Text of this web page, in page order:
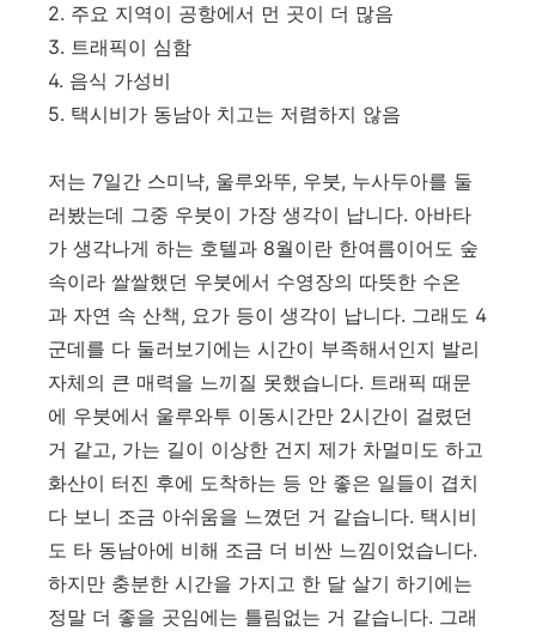
2. 주요 지역이 공항에서 먼 곳이 더 많음
3. 트래픽이 심함
4. 음식 가성비
5. 택시비가 동남아 치고는 저렴하지 않음
저는 7일간 스미냑, 울루와뚜, 우붓, 누사두아를 둘
러봤는데 그중 우붓이 가장 생각이 납니다. 아바타
가 생각나게 하는 호텔과 8월이란 한여름이어도 숲
속이라 쌀쌀했던 우붓에서 수영장의 따뜻한 수온
과 자연 속 산책, 요가 등이 생각이 납니다. 그래도 4
군데를 다 둘러보기에는 시간이 부족해서인지 발리
자체의 큰 매력을 느끼질 못했습니다. 트래픽 때문
에 우붓에서 울루와투 이동시간만 2시간이 걸렸던
거 같고, 가는 길이 이상한 건지 제가 차멀미도 하고
화산이 터진 후에 도착하는 등 안 좋은 일들이 겹치
다 보니 조금 아쉬움을 느꼈던 거 같습니다. 택시비
도 타 동남아에 비해 조금 더 비싼 느낌이었습니다.
하지만 충분한 시간을 가지고 한 달 살기 하기에는
정말 더 좋을 곳임에는 틀림없는 거 같습니다. 그래